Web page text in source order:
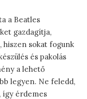
a Beatles
gazdagítja,
hiszen sokat fogunk
és pakolás
a lehető
legyen. Ne feledd,
így érdemes